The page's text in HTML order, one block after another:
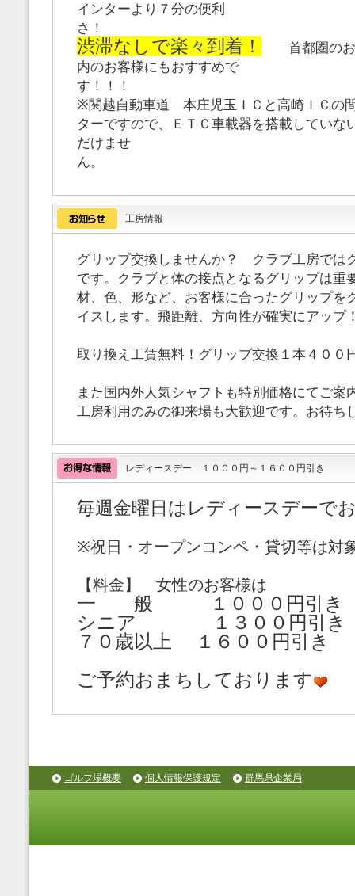
インターより７分の便利
渋滞なしで楽々到着！
首都圏のお
内のお客様にもおすすめで
す！！
※関越自動車道 本庄児玉ＩＣと高崎ＩＣの
ターですので、ＥＴＣ車載器を搭載していな
だけませ
工房情報
グリップ交換しませんか？ クラブ工房では
です。クラブと体の接点となるグリップは重
材、色、形など、お客様に合ったグリップを
イスします。飛距離、方向性が確実にアップ
取り換え工賃無料！グリップ交換１本４００
また国内外人気シャフトも特別価格にてご案
工房利用のみの御来場も大歓迎です。お待ち
レディースデー １０００円～１６００円引き
毎週金曜日はレディースデーで
※祝日・オープンコンペ・貸切等は対
【料金】 女性のお客様は
一 般 １０００円引き
シニア １３００円引き
７０歳以上 １６００円引き
ご予約おまちしております
ゴルフ場概要 個人情報保護規定 群馬県企業局